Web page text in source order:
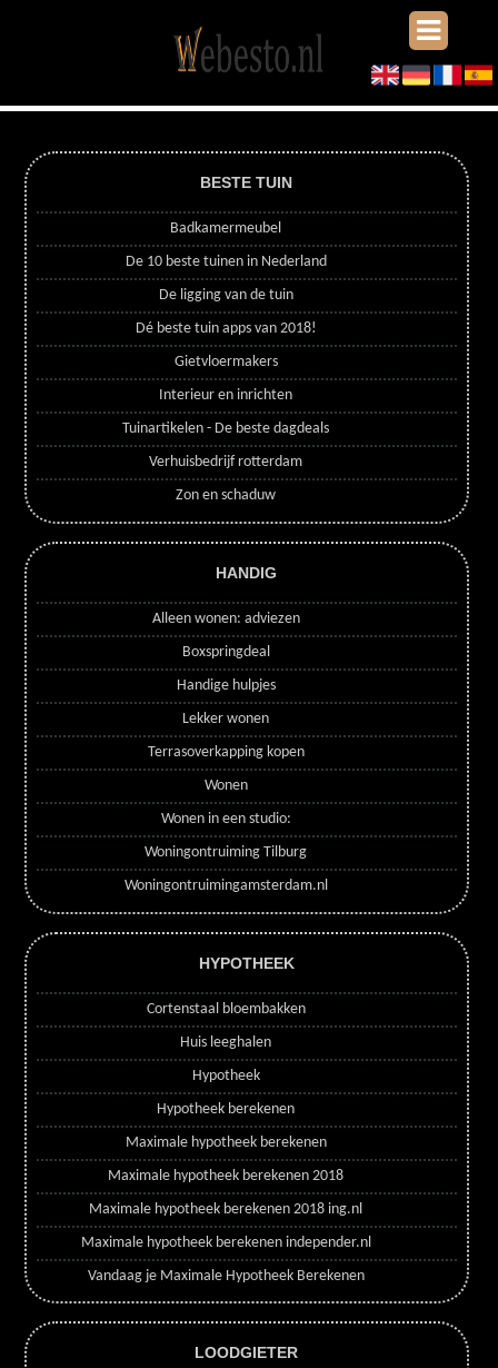
BESTE TUIN
Badkamermeubel
De 10 beste tuinen in Nederland
De ligging van de tuin
Dé beste tuin apps van 2018!
Gietvloermakers
Interieur en inrichten
Tuinartikelen - De beste dagdeals
Verhuisbedrijf rotterdam
Zon en schaduw
HANDIG
Alleen wonen: adviezen
Boxspringdeal
Handige hulpjes
Lekker wonen
Terrasoverkapping kopen
Wonen
Wonen in een studio:
Woningontruiming Tilburg
Woningontruimingamsterdam.nl
HYPOTHEEK
Cortenstaal bloembakken
Huis leeghalen
Hypotheek
Hypotheek berekenen
Maximale hypotheek berekenen
Maximale hypotheek berekenen 2018
Maximale hypotheek berekenen 2018 ing.nl
Maximale hypotheek berekenen independer.nl
Vandaag je Maximale Hypotheek Berekenen
LOODGIETER